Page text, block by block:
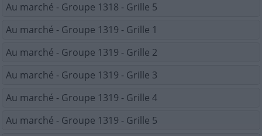
Au marché - Groupe 1318 - Grille 5
Au marché - Groupe 1319 - Grille 1
Au marché - Groupe 1319 - Grille 2
Au marché - Groupe 1319 - Grille 3
Au marché - Groupe 1319 - Grille 4
Au marché - Groupe 1319 - Grille 5